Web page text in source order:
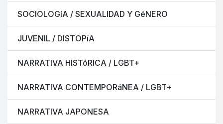
SOCIOLOGíA / SEXUALIDAD Y GéNERO
JUVENIL / DISTOPíA
NARRATIVA HISTóRICA / LGBT+
NARRATIVA CONTEMPORáNEA / LGBT+
NARRATIVA JAPONESA